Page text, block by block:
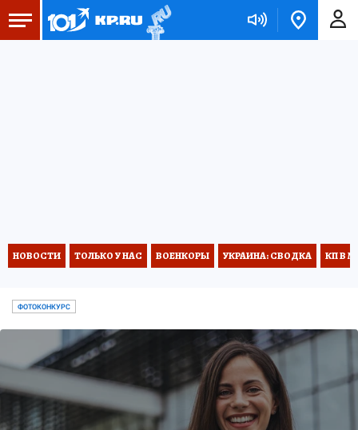
НОВОСТИ ТОЛЬКО У НАС ВОЕНКОРЫ УКРАИНА: СВОДКА КП В
ФОТОКОНКУРС